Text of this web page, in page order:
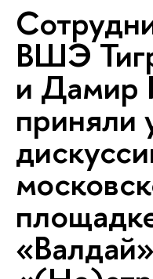
ВШЭ
и Дамир
приняли